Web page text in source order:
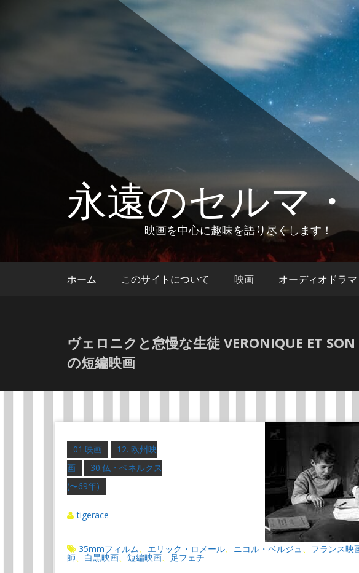
キ
永遠のセルマ
映画を中心に趣味を語り尽くします！
ホーム このサイトについて 映画 オーディオドラマ
ヴェロニクと怠慢な生徒 VERONIQUE ET
の短編映画
01.映画
12. 欧州映
画
30.仏・ベネルクス
(〜69年)
tigerace
35mmフィルム エリック・ロメール ニコル・ベルジュ フランス映
師 白黒映画 短編映画 足フェチ